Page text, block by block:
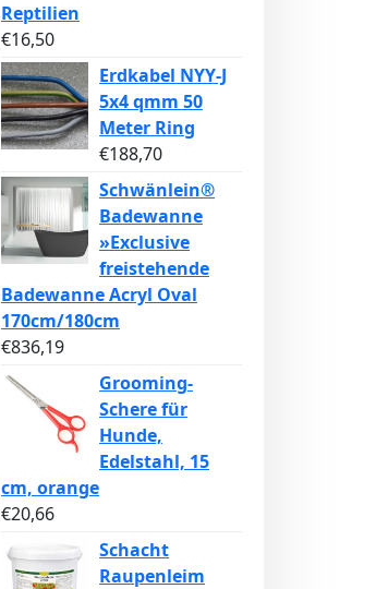
Reptilien
€16,50
Erdkabel NYY-J
5x4 qmm 50
Meter Ring
€188,70
Schwänlein®
Badewanne
»Exclusive
freistehende
Badewanne Acryl Oval
170cm/180cm
€836,19
Grooming-
Schere für
Hunde,
Edelstahl, 15
cm, orange
€20,66
Schacht
Raupenleim